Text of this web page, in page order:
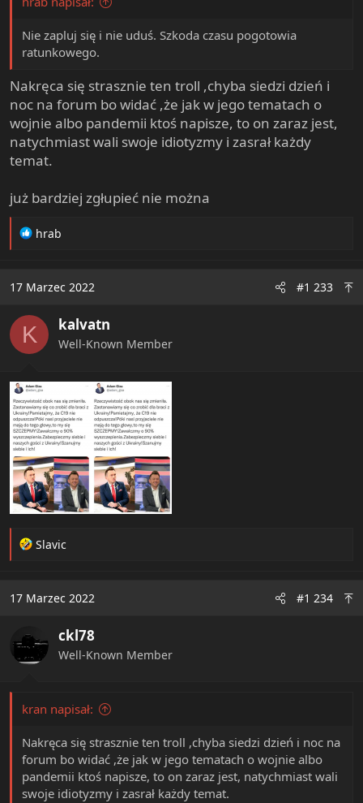
Nie zapluj się i nie uduś. Szkoda czasu pogotowia
ratunkowego.
Nakręca się strasznie ten troll ,chyba siedzi dzień i
noc na forum bo widać ,że jak w jego tematach o
wojnie albo pandemii ktoś napisze, to on zaraz jest,
natychmiast wali swoje idiotyzmy i zasrał każdy
temat.
już bardziej zgłupieć nie można
R
t
o
n
s
hrab
17 Marzec 2022 #1 233
K kalvatn
Well-Known Member
R
t
o
s
Slavic
17 Marzec 2022 #1 234
ckl78
Well-Known Member
kran napisał:
Nakręca się strasznie ten troll ,chyba siedzi dzień i noc na
forum bo widać ,że jak w jego tematach o wojnie albo
pandemii ktoś napisze, to on zaraz jest, natychmiast wali
swoje idiotyzmy i zasrał każdy temat.